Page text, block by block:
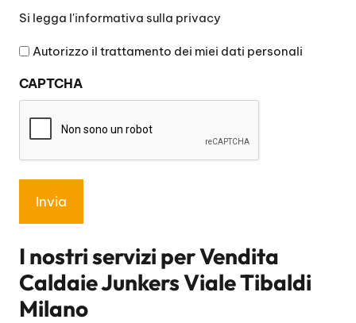
legga
l'informativa
privacy
Si legga l'informativa sulla privacy
Autorizzo il trattamento dei miei dati personali
CAPTCHA
I nostri servizi perVendita
Caldaie Junkers Viale Tibaldi
Milano